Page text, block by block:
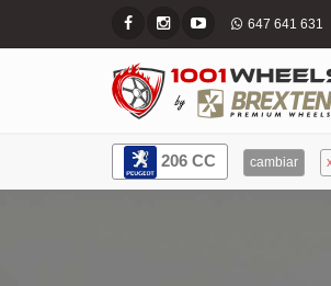
647 641 631
206 CC cambiar